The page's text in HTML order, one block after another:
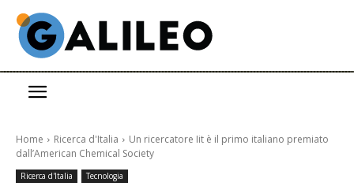
Home Ricerca d'Italia
Un ricercatore Iit è il primo italiano premiato
dall’American Chemical Society
Ricerca d'Italia Tecnologia